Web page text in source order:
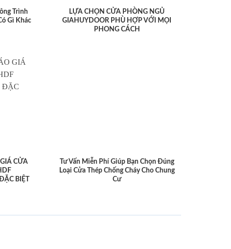
Trình
Gì Khác
LỰA CHỌN CỬA PHÒNG NGỦ
GIAHUYDOOR PHÙ HỢP VỚI MỌI
PHONG CÁCH
CỬA
BIỆT
Tư Vấn Miễn Phí Giúp Bạn Chọn Đúng
Loại Cửa Thép Chống Cháy Cho Chung
Cư